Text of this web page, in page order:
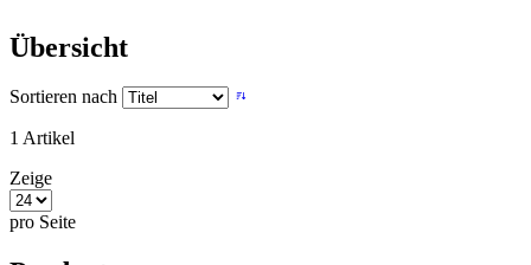
Übersicht
Sortieren nach
1 Artikel
Zeige
pro Seite